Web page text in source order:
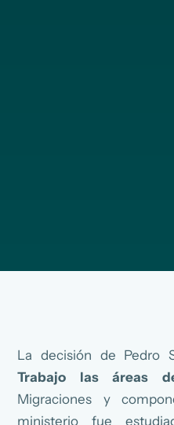
La decisión de Pedro
Trabajo las áreas
Migraciones y
ministerio fue